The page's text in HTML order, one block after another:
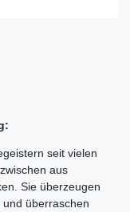
seit vielen
aus
Sie überzeugen
überraschen